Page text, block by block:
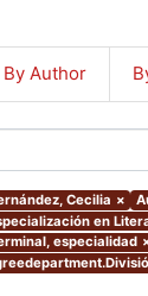
By Author
Cecilia ×
en
especialidad